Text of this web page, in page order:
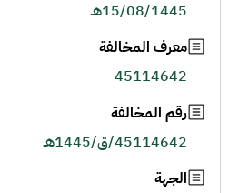
15/08/1445هـ
معرف المخالفة
45114642
رقم المخالفة
45114642/ق/1445هـ
الجهة